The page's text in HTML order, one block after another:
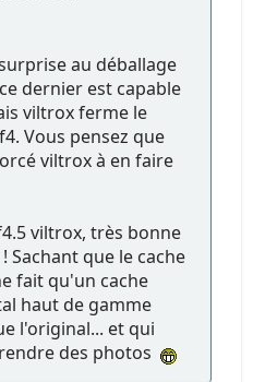
au déballage
dernier est capable
viltrox ferme le
Vous pensez que
viltrox à en faire
viltrox, très bonne
Sachant que le cache
fait qu'un cache
haut de gamme
l'original... et qui
des photos